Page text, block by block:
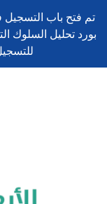
إلى
المحتوى
تم فتح باب التسجيل
للتسجيل